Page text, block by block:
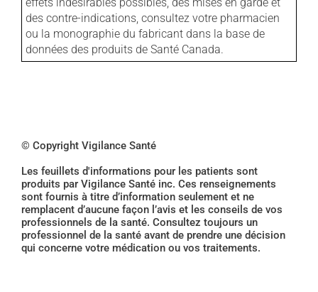
des contre-indications, consultez votre pharmacien
ou la monographie du fabricant dans la base de
données des produits de Santé Canada.
© Copyright Vigilance Santé
Les feuillets d'informations pour les patients sont
produits par Vigilance Santé inc. Ces renseignements
sont fournis à titre d’information seulement et ne
remplacent d’aucune façon l’avis et les conseils de vos
professionnels de la santé. Consultez toujours un
professionnel de la santé avant de prendre une décision
qui concerne votre médication ou vos traitements.